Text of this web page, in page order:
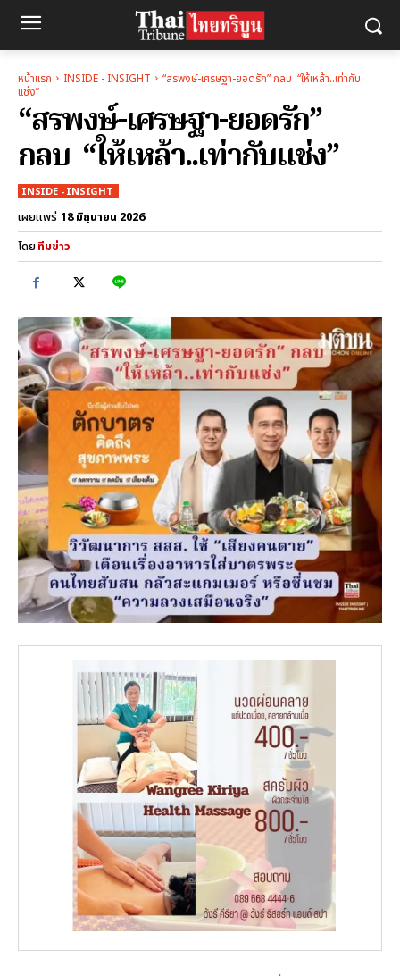
หน้าแรก INSIDE - INSIGHT
“สรพงษ์-เศรษฐา-ยอดรัก” กลบ “ให้เหล้า..เท่ากับ
แช่ง”
“สรพงษ์-เศรษฐา-ยอดรัก”
กลบ “ให้เหล้า..เท่ากับแช่ง”
INSIDE - INSIGHT
เผยแพร่ 18 มิถุนายน 2026
โดยทีมข่าว